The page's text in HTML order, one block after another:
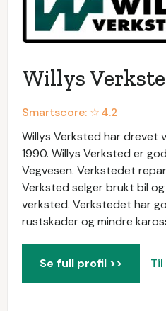
Willys
Smartscore: ☆4.2
Willys Verksted har drevet
1990. Willys Verksted er
Vegvesen. Verkstedet
Verksted selger brukt bil
verksted. Verkstedet har
rustskader og mindre
Se full profil >>